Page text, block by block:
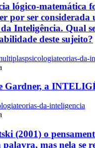
lógico-matemática
por ser considerada
Inteligência. Qual
deste sujeito?
psicologiateorias-da-
Gardner, a
teorias-da-inteligencia
(2001) o
mas nela se